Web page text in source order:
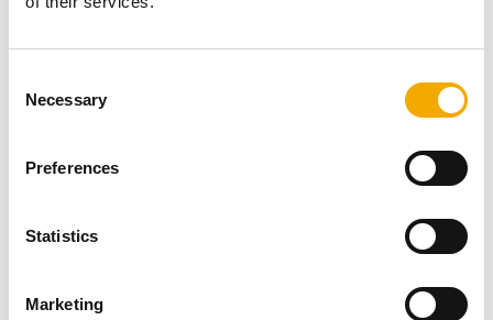
Necessary
Preferences
Statistics
Marketing
CLASSICO S je, da je mogoče zunanjo oblogo
prilagoditi individualnim oblikovnim zahtevam. Naj gre
za elegantne obloge iz keramike ali kamna, kot sta
granit in marmor, ali preprosto za klasičen bel omet,